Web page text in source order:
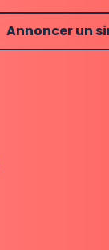
Annoncer un